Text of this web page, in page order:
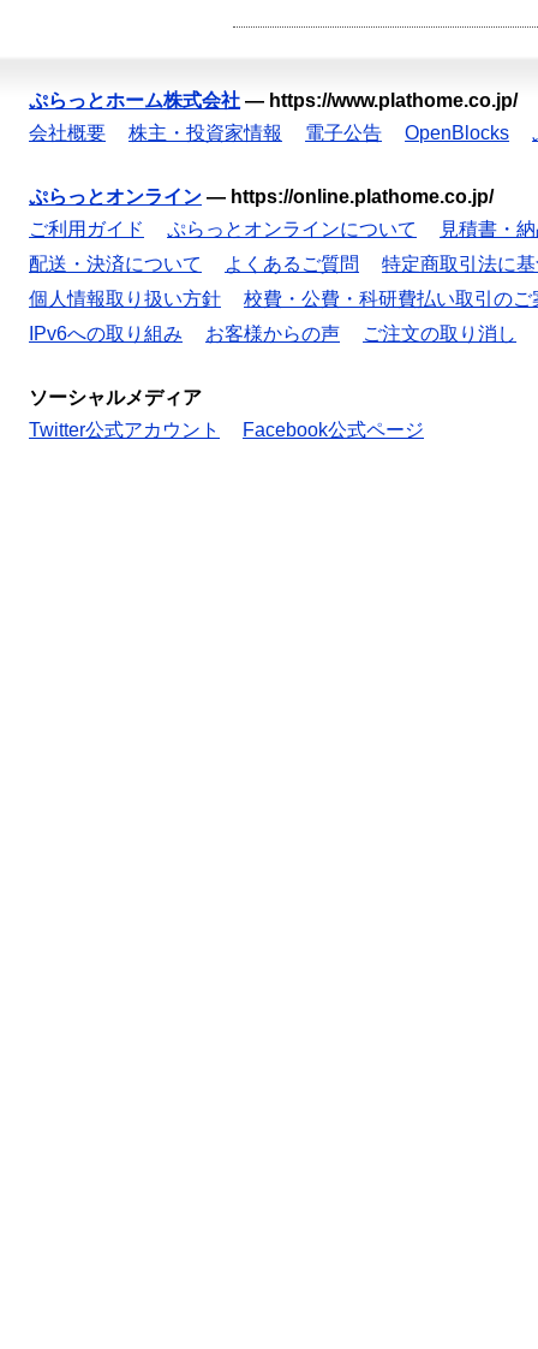
ぷらっとホーム株式会社 — https://www.plathome.co.jp/
会社概要
株主・投資家情報 電子公告 OpenBlocks
ぷらっとオンライン — https://online.plathome.co.jp/
ご利用ガイド
ぷらっとオンラインについて
見積書・
配送・決済について
よくあるご質問
特定商取引法に
個人情報取り扱い方針
校費・公費・科研費払い取引のご
IPv6への取り組み
お客様からの声 ご注文の取り消し
ソーシャルメディア
Twitter公式アカウント
Facebook公式ページ